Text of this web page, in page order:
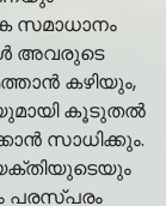
സമാധാനം
അവരുടെ
കഴിയും,
കൂടുതൽ
സാധിക്കും.
പരസ്പരം